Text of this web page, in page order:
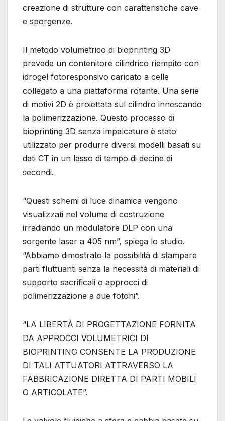
creazione di strutture con caratteristiche cave
e sporgenze.
Il metodo volumetrico di bioprinting 3D
prevede un contenitore cilindrico riempito con
idrogel fotoresponsivo caricato a celle
collegato a una piattaforma rotante. Una serie
di motivi 2D è proiettata sul cilindro innescando
la polimerizzazione. Questo processo di
bioprinting 3D senza impalcature è stato
utilizzato per produrre diversi modelli basati su
dati CT in un lasso di tempo di decine di
secondi.
“Questi schemi di luce dinamica vengono
visualizzati nel volume di costruzione
irradiando un modulatore DLP con una
sorgente laser a 405 nm”, spiega lo studio.
“Abbiamo dimostrato la possibilità di stampare
parti fluttuanti senza la necessità di materiali di
supporto sacrificali o approcci di
polimerizzazione a due fotoni”.
“LA LIBERTÀ DI PROGETTAZIONE FORNITA
DA APPROCCI VOLUMETRICI DI
BIOPRINTING CONSENTE LA PRODUZIONE
DI TALI ATTUATORI ATTRAVERSO LA
FABBRICAZIONE DIRETTA DI PARTI MOBILI
O ARTICOLATE”.